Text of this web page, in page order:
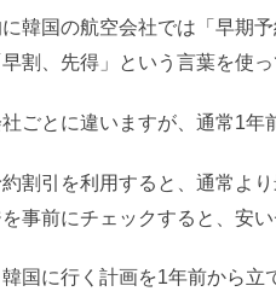
韓国の航空会社では「早期
割、先得」という言葉を使っ
ごとに違いますが、通常1年
割引を利用すると、通常よ
事前にチェックすると、安い
国に行く計画を1年前から立